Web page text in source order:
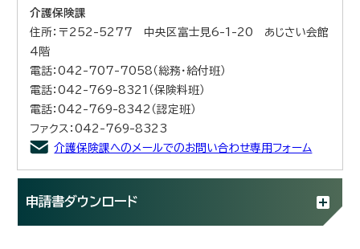
介護保険課
住所：〒252-5277 中央区富士見6-1-20 あじさい会館
4階
電話：042-707-7058（総務・給付班）
電話：042-769-8321（保険料班）
電話：042-769-8342（認定班）
ファクス：042-769-8323
介護保険課へのメールでのお問い合わせ専用フォーム
申請書ダウンロード